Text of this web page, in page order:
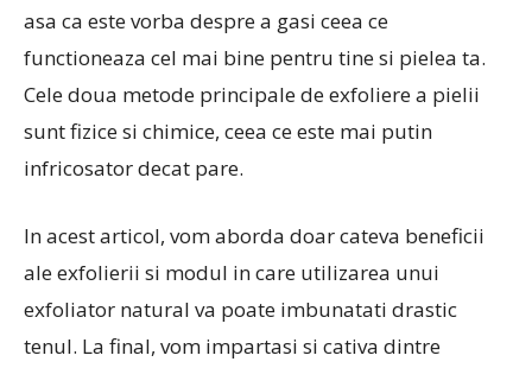
asa ca este vorba despre a gasi ceea ce
functioneaza cel mai bine pentru tine si pielea ta.
Cele doua metode principale de exfoliere a pielii
sunt fizice si chimice, ceea ce este mai putin
infricosator decat pare.
In acest articol, vom aborda doar cateva beneficii
ale exfolierii si modul in care utilizarea unui
exfoliator natural va poate imbunatati drastic
tenul. La final, vom impartasi si cativa dintre